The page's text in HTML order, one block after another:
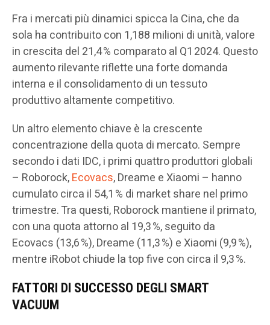
Fra i mercati più dinamici spicca la Cina, che da
sola ha contribuito con 1,188 milioni di unità, valore
in crescita del 21,4 % comparato al Q1 2024. Questo
aumento rilevante riflette una forte domanda
interna e il consolidamento di un tessuto
produttivo altamente competitivo.
Un altro elemento chiave è la crescente
concentrazione della quota di mercato. Sempre
secondo i dati IDC, i primi quattro produttori globali
– Roborock,Ecovacs, Dreame e Xiaomi – hanno
cumulato circa il 54,1 % di market share nel primo
trimestre. Tra questi, Roborock mantiene il primato,
con una quota attorno al 19,3 %, seguito da
Ecovacs (13,6 %), Dreame (11,3 %) e Xiaomi (9,9 %),
mentre iRobot chiude la top five con circa il 9,3 %.
FATTORI DI SUCCESSO DEGLI SMART
VACUUM